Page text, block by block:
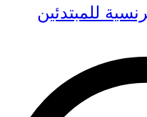
للمبتدئين